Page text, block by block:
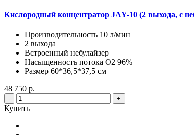
Кислородный концентратор JAY-10 (2 выхода, с
Производительность 10 л/мин
2 выхода
Встроенный небулайзер
Насыщенность потока О2 96%
Размер 60*36,5*37,5 см
48 750 р.
- +
Купить